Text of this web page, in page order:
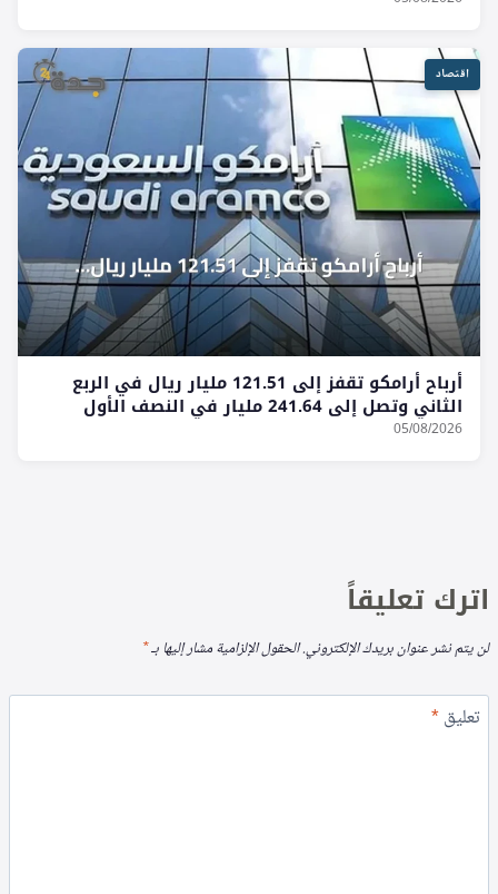
اقتصاد
أرباح أرامكو تقفز إلى 121.51 مليار ريال في الربع
الثاني وتصل إلى 241.64 مليار في النصف الأول
05/08/2026
اترك تعليقاً
لن يتم نشر عنوان بريدك الإلكتروني.الحقول الإلزامية مشار إليها بـ*
تعليق*